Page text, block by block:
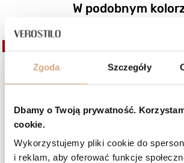
Zgoda Szczegóły
Dbamy o Twoją prywatność.
cookie.
Wykorzystujemy pliki cookie do
i reklam, aby oferować funkcje
W podobnym